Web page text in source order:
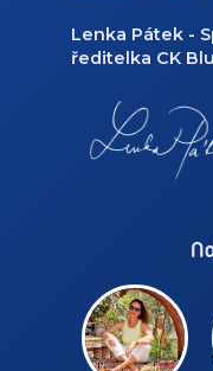
Lenka Pátek -
ředitelka CK